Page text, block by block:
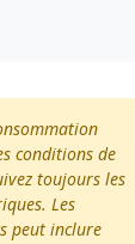
conditions de
toujours les
Les
peut inclure